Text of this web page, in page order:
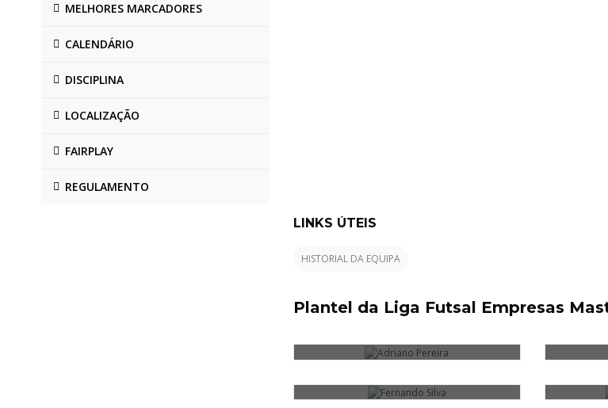
MELHORES MARCADORES
CALENDÁRIO
DISCIPLINA
LOCALIZAÇÃO
FAIRPLAY
REGULAMENTO
LINKS ÚTEIS
HISTORIAL DA EQUIPA
Plantel da Liga Futsal Empresas
FERNANDO SILVA
JOÃO SOARES JORGE
PAULO BARBOSA PEDRO